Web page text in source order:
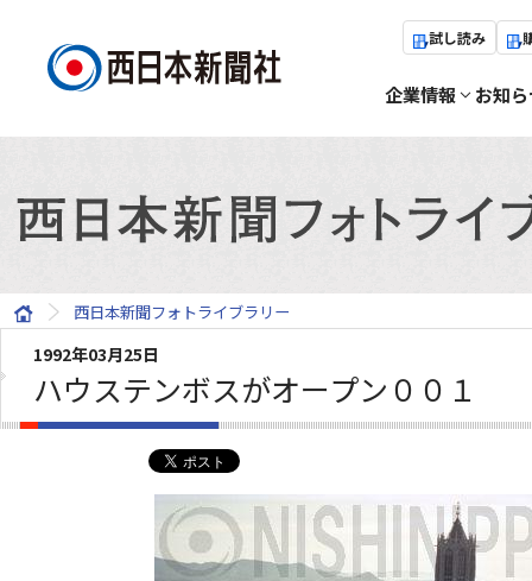
試し読み
企業情報 お知
西日本新聞フォトライブラリー
1992年03月25日
ハウステンボスがオープン００１